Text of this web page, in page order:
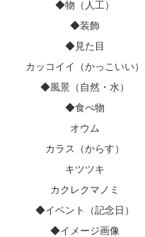
◆物（人工）
◆装飾
◆見た目
カッコイイ（かっこいい）
◆風景（自然・水）
◆食べ物
オウム
カラス（からす）
キツツキ
カクレクマノミ
◆イベント（記念日）
◆イメージ画像